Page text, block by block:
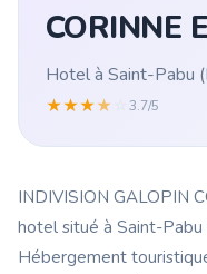
CORINNE
Hotel à Saint-Pabu
★★★★ 3.7/5
INDIVISION GALOPIN
hotel situé à Saint-
Hébergement